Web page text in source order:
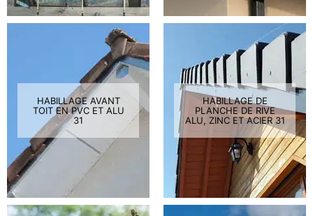
HABILLAGE AVANT
TOIT EN PVC ET ALU
31
HABILLAGE DE
PLANCHE DE RIVE
ALU, ZINC ET ACIER 31